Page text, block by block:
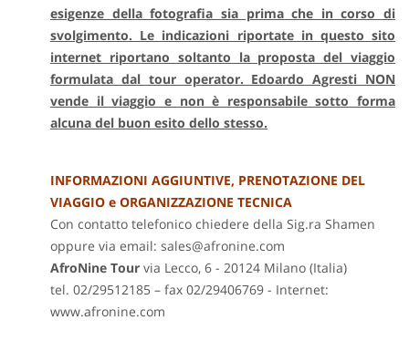
esigenze della fotografia sia prima che in corso di
svolgimento. Le indicazioni riportate in questo sito
internet riportano soltanto la proposta del viaggio
formulata dal tour operator. Edoardo Agresti NON
vende il viaggio e non è responsabile sotto forma
alcuna del buon esito dello stesso.
INFORMAZIONI AGGIUNTIVE, PRENOTAZIONE DEL
VIAGGIO e ORGANIZZAZIONE TECNICA
Con contatto telefonico chiedere della Sig.ra Shamen
oppure via email: sales@afronine.com
AfroNine Tour via Lecco, 6 - 20124 Milano (Italia)
tel. 02/29512185 – fax 02/29406769 - Internet:
www.afronine.com